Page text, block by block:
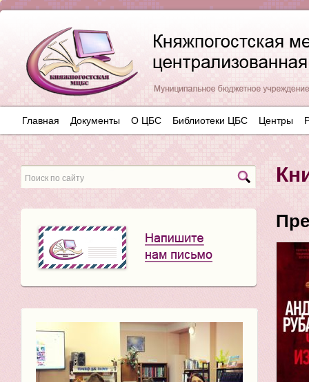
Главная Документы О ЦБС Библиотеки ЦБС Центры